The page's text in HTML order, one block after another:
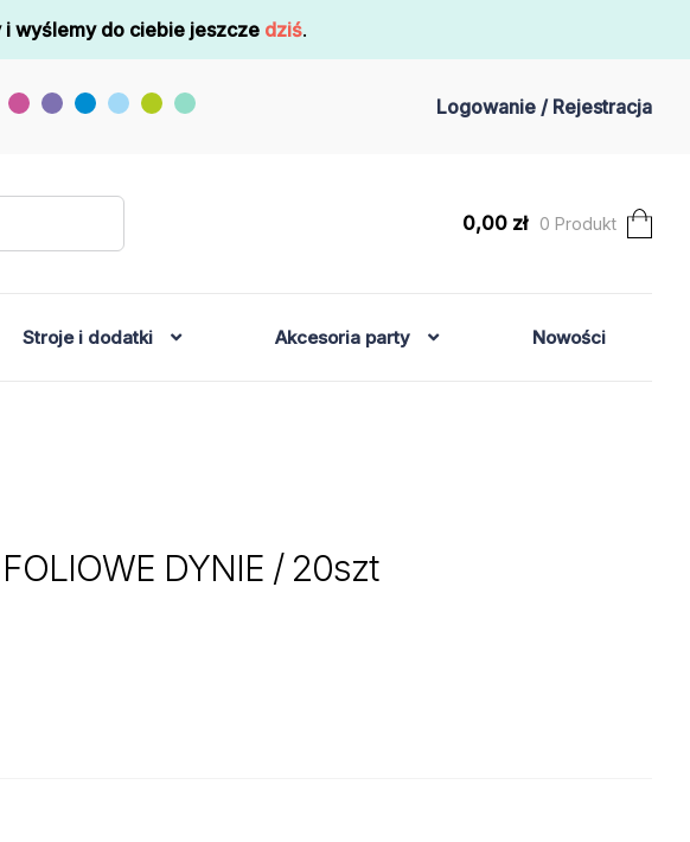
i wyślemy do ciebie jeszcze dziś.
Logowanie / Rejestracja
0,00 zł 0 Produkt
Stroje i dodatki Akcesoria party Nowości
DYNIE / 20szt